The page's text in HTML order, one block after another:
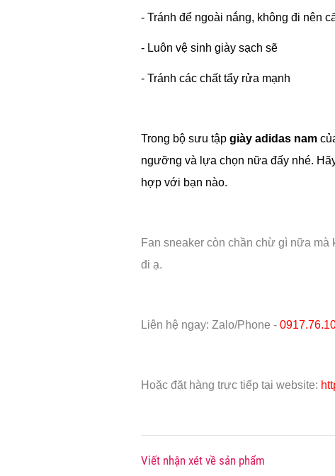
- Tránh để ngoài nắng, không đi nên
- Luôn vệ sinh giày sạch sẽ
- Tránh các chất tẩy rửa mạnh
Trong bộ sưu tậpgiày adidas nam
ngưỡng và lựa chọn nữa đấy nhé.
hợp với bạn nào.
Fan sneaker còn chần chừ gì nữa
đi ạ.
Liên hệ ngay: Zalo/Phone -
Hoặc đặt hàng trực tiếp tại website:
Viết nhận xét về sản phẩm